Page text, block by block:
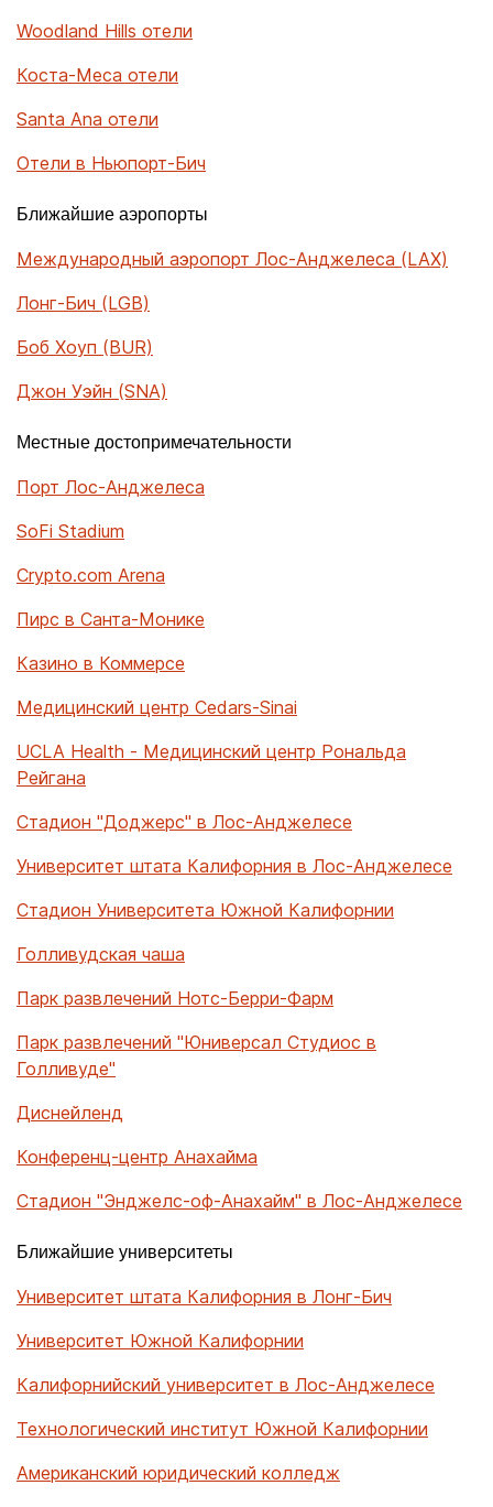
Woodland Hills отели
Коста-Меса отели
Santa Ana отели
Отели в Ньюпорт-Бич
Ближайшие аэропорты
Международный аэропорт Лос-Анджелеса (LAX)
Лонг-Бич (LGB)
Боб Хоуп (BUR)
Джон Уэйн (SNA)
Местные достопримечательности
Порт Лос-Анджелеса
SoFi Stadium
Crypto.com Arena
Пирс в Санта-Монике
Казино в Коммерсе
Медицинский центр Cedars-Sinai
UCLA Health - Медицинский центр Рональда
Рейгана
Стадион "Доджерс" в Лос-Анджелесе
Университет штата Калифорния в Лос-Анджелесе
Стадион Университета Южной Калифорнии
Голливудская чаша
Парк развлечений Нотс-Берри-Фарм
Парк развлечений "Юниверсал Студиос в
Голливуде"
Диснейленд
Конференц-центр Анахайма
Стадион "Энджелс-оф-Анахайм" в Лос-Анджелесе
Ближайшие университеты
Университет штата Калифорния в Лонг-Бич
Университет Южной Калифорнии
Калифорнийский университет в Лос-Анджелесе
Технологический институт Южной Калифорнии
Американский юридический колледж